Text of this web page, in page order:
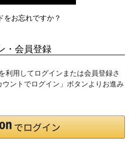
をお忘れですか？
・会員登録
利用してログインまたは会員登録さ
ントでログイン」ボタンよりお進み